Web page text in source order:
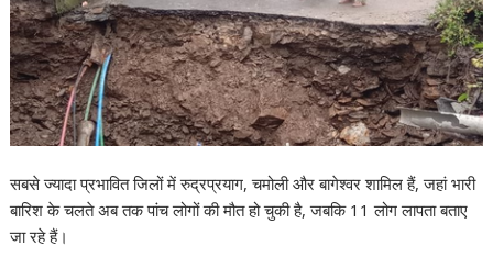
सबसे ज्यादा प्रभावित जिलों में रुद्रप्रयाग, चमोली और बागेश्वर शामिल हैं, जहां भारी
बारिश के चलते अब तक पांच लोगों की मौत हो चुकी है, जबकि 11 लोग लापता बताए
जा रहे हैं।